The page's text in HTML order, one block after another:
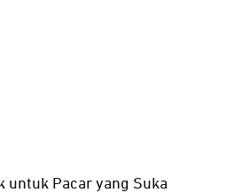
untuk Pacar yang Suka